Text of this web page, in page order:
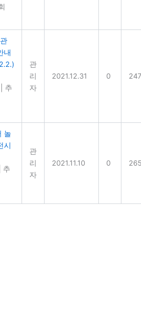
내
추
관
리
자
2021.12.31 0
놀
시
추
관
리
자
2021.11.10 0